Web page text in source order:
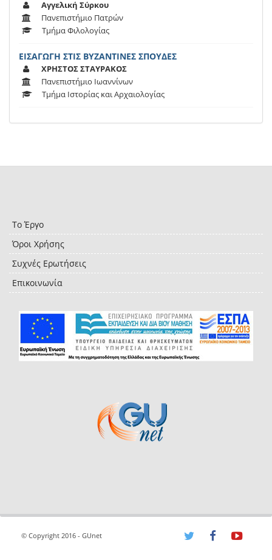
Αγγελική Σύρκου
Πανεπιστήμιο Πατρών
Τμήμα Φιλολογίας
ΕΙΣΑΓΩΓΗ ΣΤΙΣ ΒΥΖΑΝΤΙΝΕΣ ΣΠΟΥΔΕΣ
ΧΡΗΣΤΟΣ ΣΤΑΥΡΑΚΟΣ
Πανεπιστήμιο Ιωαννίνων
Τμήμα Ιστορίας και Αρχαιολογίας
Το Έργο
Όροι Χρήσης
Συχνές Ερωτήσεις
Επικοινωνία
© Copyright 2016 - GUnet